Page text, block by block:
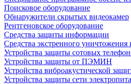
Поисковое оборудование
Обнаружители скрытых видеокамер
Рентгеновское оборудование
Средства защиты информации
Средства экстренного
Устройства защиты сотовых
Устройства защиты от ПЭМИН
Устройства виброакустической
Устройства защиты сети